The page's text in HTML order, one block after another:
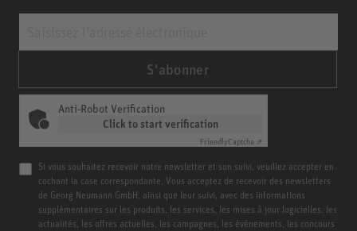
S'abonner
Anti-Robot Verification
Click to start verification
FriendlyCaptcha ⇗
Si vous souhaitez recevoir notre newsletter et son suivi, veuillez accepter en
cochant la case correspondante. Vous acceptez de recevoir des newsletters
de Georg Neumann GmbH, ainsi que leur suivi, avec des informations
supplémentaires sur les produits, les services, les mises à jour logicielles, les
actualités, les offres actuelles, les campagnes, les événements, les concours